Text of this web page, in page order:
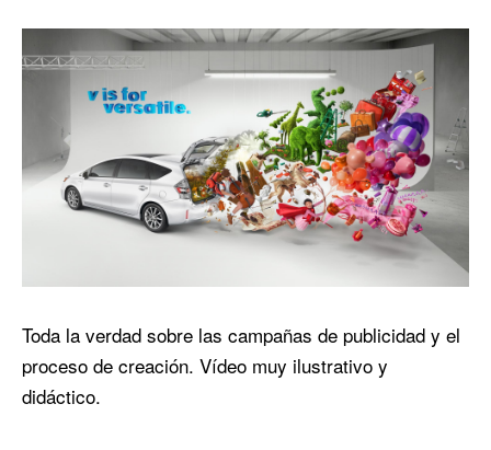
Toda la verdad sobre las campañas de publicidad y el
proceso de creación. Vídeo muy ilustrativo y
didáctico.